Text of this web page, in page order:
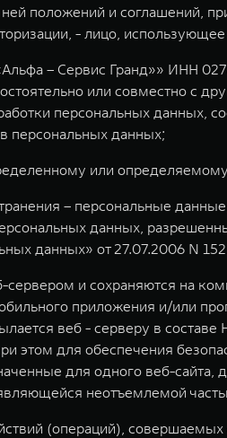
положений и соглашений,
- лицо,
– Сервис Гранд»» ИНН
или совместно с
персональных данных,
персональных данных;
или
– персональные
данных,
данных» от 27.07.2006 N
и сохраняются на
приложения и/или
веб - серверу в составе
этом для обеспечения
для одного веб-
неотъемлемой
(операций),